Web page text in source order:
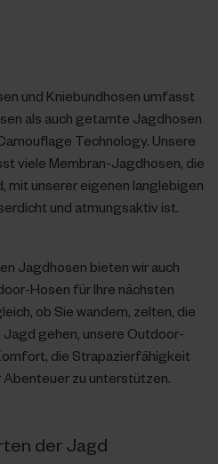
und Kniebundhosen umfasst
als auch getarnte Jagdhosen
Technology. Unsere
viele Membran-Jagdhosen, die
mit unserer eigenen langlebigen
und atmungsaktiv ist.
Jagdhosen bieten wir auch
Hosen für Ihre nächsten
ob Sie wandern, zelten, die
gehen, unsere Outdoor-
die Strapazierfähigkeit
Abenteuer zu unterstützen.
der Jagd